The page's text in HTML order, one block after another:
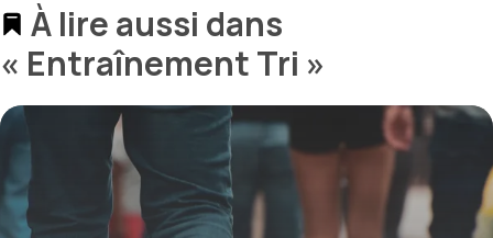
À lire aussi dans
« Entraînement Tri »